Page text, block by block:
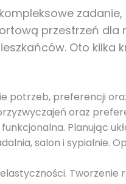
przestrzeń dla
Oto kilka
potrzeb, preferencji
oraz
Planując
salon i sypialnie.